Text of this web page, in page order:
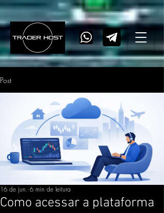
Post
Como acessar a plataforma
16 de jun. 6 min de leitura